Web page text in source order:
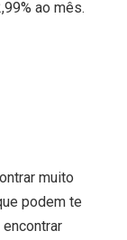
ao mês.
muito
podem te